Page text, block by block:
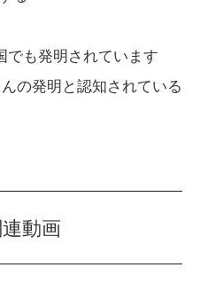
でも発明されています
の発明と認知されている
動画